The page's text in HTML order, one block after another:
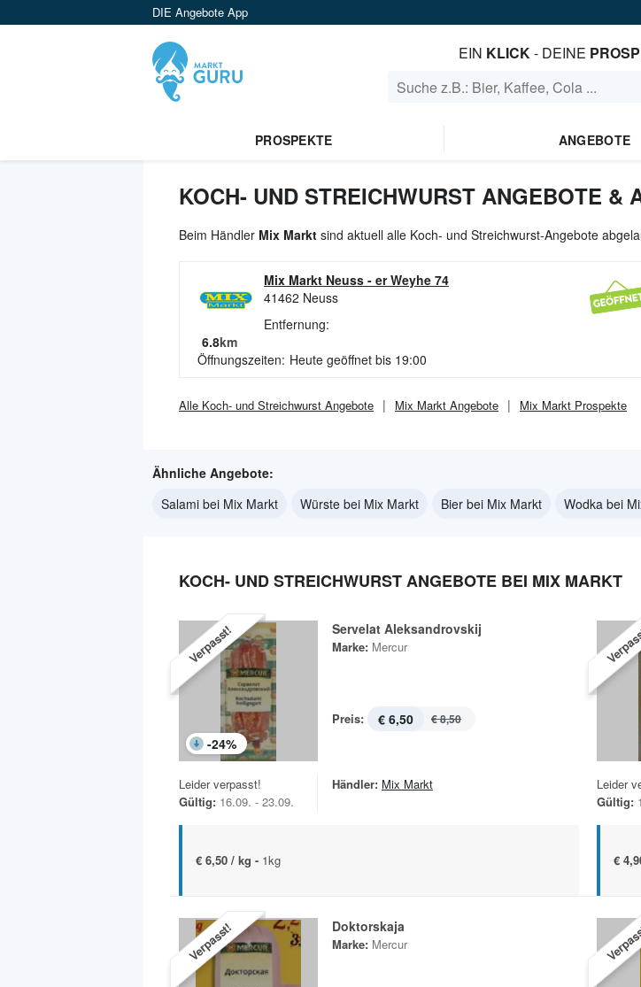
DIE Angebote App
EIN KLICK- DEINE
PROSPEKTE ANGEBOTE
KOCH- UND STREICHWURST ANGEBOTE &
Beim Händler Mix Markt sind aktuell alle Koch- und Streichwurst-Angebote
Mix Markt Neuss - er Weyhe 74
41462 Neuss
Entfernung:
6.8km
Öffnungszeiten: Heute geöffnet bis 19:00
Alle Koch- und Streichwurst Angebote Mix Markt Angebote Mix Markt Prospekte
Ähnliche Angebote:
Salami bei Mix Markt
Würste bei Mix Markt Bier bei Mix Markt Wodka bei
KOCH- UND STREICHWURST ANGEBOTE BEI MIX MARKT
Verpasst!
-24%
Servelat Aleksandrovskij
Marke: Mercur
Preis: € 6,50 € 8,50
Leider verpasst!
Gültig: 16.09. - 23.09.
Händler: Mix Markt
€ 6,50 / kg - 1kg
Leider
Gültig:
€
Verpasst! Doktorskaja
Marke: Mercur